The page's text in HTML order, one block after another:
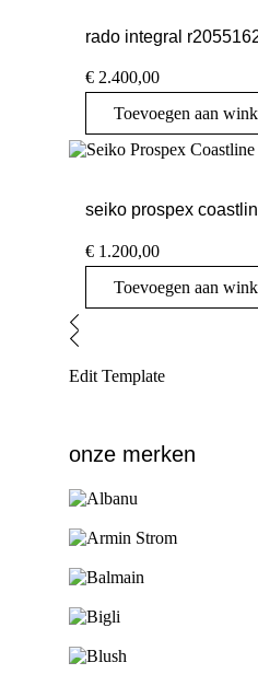
rado integral
€ 2.400,00
Toevoegen aan
seiko prospex
€ 1.200,00
Toevoegen aan
Edit Template
onze merken